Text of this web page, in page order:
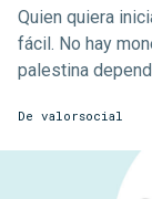
Quien quiera
fácil. No hay
palestina
De valorsocial